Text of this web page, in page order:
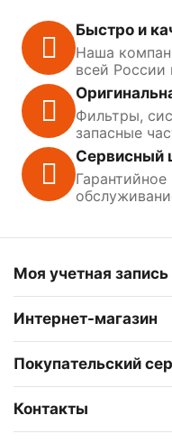
Быстро и
Наша
всей
Фильтры,
запасные
Сервисный
Моя учетная запись
Интернет-магазин
Покупательский
Контакты